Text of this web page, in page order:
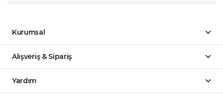
Kurumsal
Alışveriş & Sipariş
Yardım